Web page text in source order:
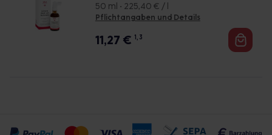
50 ml • 225,40 € / l
Pflichtangaben und Details
11,27 € 1, 3